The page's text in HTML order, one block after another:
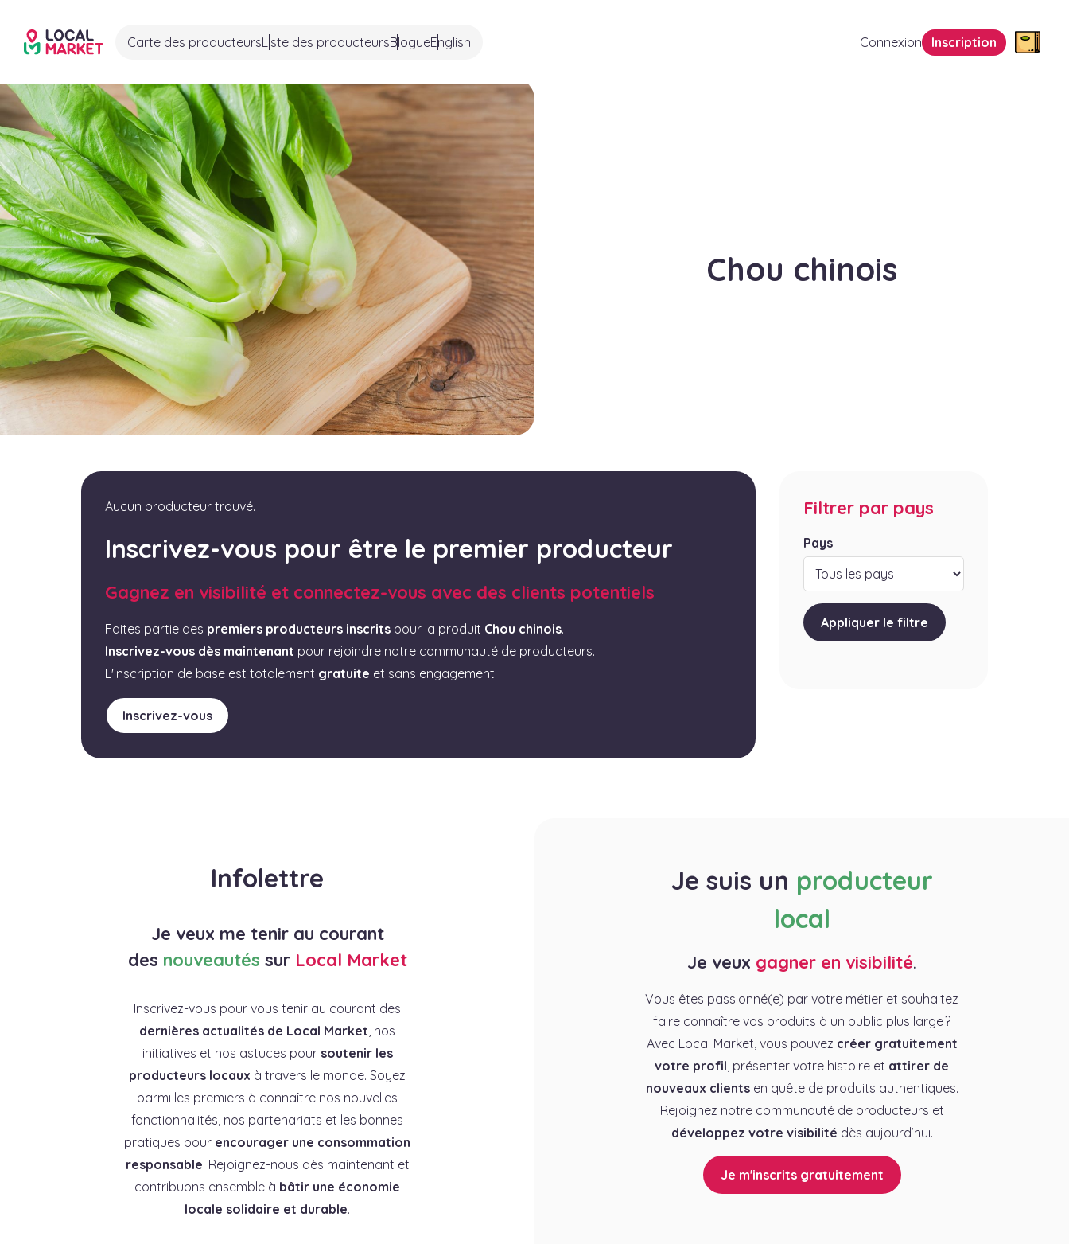
Carte des producteursListe des producteursBlogueEnglish Connexion Inscription
Chou chinois
Aucun producteur trouvé.
Inscrivez-vous pour être le premier producteur
Gagnez en visibilité et connectez-vous avec des clients potentiels
Faites partie des premiers producteurs inscrits pour la produit Chou chinois.
Inscrivez-vous dès maintenant pour rejoindre notre communauté de producteurs.
L'inscription de base est totalement gratuite et sans engagement.
Inscrivez-vous
Filtrer par pays
Pays
Appliquer le filtre
Infolettre
Je veux me tenir au courant
des nouveautés sur Local Market
Inscrivez-vous pour vous tenir au courant des
dernières actualités de Local Market, nos
initiatives et nos astuces pour soutenir les
producteurs locaux à travers le monde. Soyez
parmi les premiers à connaître nos nouvelles
fonctionnalités, nos partenariats et les bonnes
pratiques pour encourager une consommation
responsable. Rejoignez-nous dès maintenant et
contribuons ensemble à bâtir une économie
locale solidaire et durable.
Je suis un producteur
local
Je veux gagner en visibilité.
Vous êtes passionné(e) par votre métier et souhaitez
faire connaître vos produits à un public plus large ?
Avec Local Market, vous pouvez créer gratuitement
votre profil , présenter votre histoire et attirer de
nouveaux clientsen quête de produits authentiques.
Rejoignez notre communauté de producteurs et
développez votre visibilité dès aujourd’hui.
Je m'inscrits gratuitement